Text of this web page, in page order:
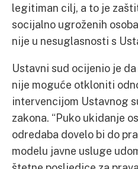
legitiman cilj, a to je
socijalno ugroženih
nije u nesuglasnosti s
Ustavni sud ocijenio je
nije moguće otkloniti
intervencijom Ustavnog
zakona. “Puko ukidanje
odredaba dovelo bi do
modelu javne usluge